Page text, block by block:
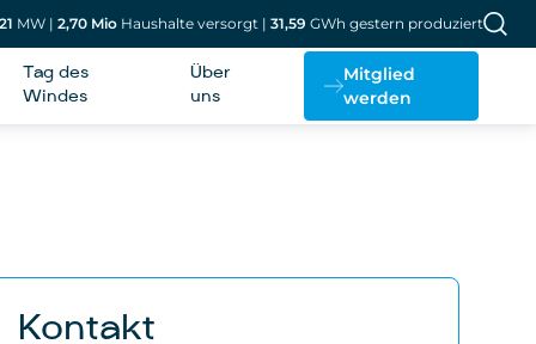
MW | 2,70 Mio Haushalte versorgt | 31,59 GWh gestern produziert
Tag des
Windes
Über
uns
Mitglied
werden
Kontakt